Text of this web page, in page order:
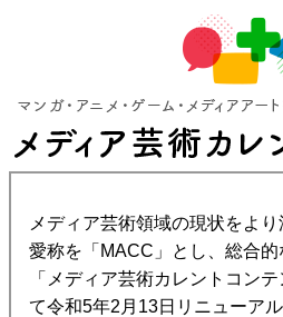
メディア芸術領域の現状をよ
愛称を「MACC」とし、総合的
「メディア芸術カレントコン
て令和5年2月13日リニューア